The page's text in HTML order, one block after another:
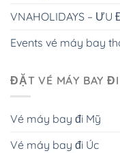
VNAHOLIDAYS – ƯU
Events vé máy bay
ĐẶT VÉ MÁY BAY ĐI
Vé máy bay đi Mỹ
Vé máy bay đi Úc